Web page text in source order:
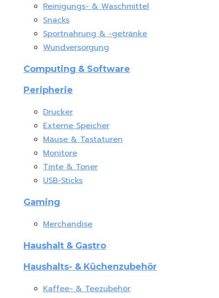
Reinigungs- & Waschmittel
Snacks
Sportnahrung & -getränke
Wundversorgung
Computing & Software
Peripherie
Drucker
Externe Speicher
Mäuse & Tastaturen
Monitore
Tinte & Toner
USB-Sticks
Gaming
Merchandise
Haushalt & Gastro
Haushalts- & Küchenzubehör
Kaffee- & Teezubehör